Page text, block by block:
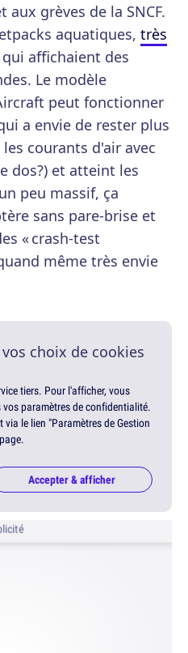
grèves de la SNCF.
aquatiques, très
affichaient des
Le modèle
peut fonctionner
a envie de rester plus
courants d'air avec
dos?) et atteint les
peu massif, ça
sans pare-brise et
« crash-test
même très envie
choix de cookies
tiers. Pour l'afficher, vous
paramètres de confidentialité.
le lien "Paramètres de Gestion
Accepter & afficher